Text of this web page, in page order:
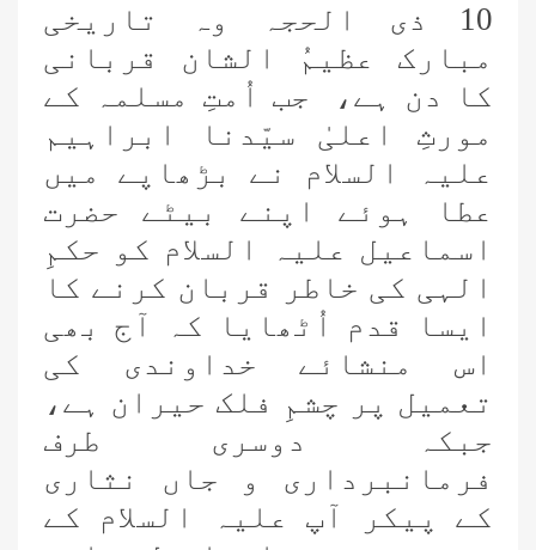
10 ذی الحجہ وہ تاریخی
مبارک عظیمُ الشان قربانی
کا دن ہے، جب اُمتِ مسلمہ کے
مورثِ اعلیٰ سیّدنا ابراہیم
علیہ السلام نے بڑھاپے میں
عطا ہوئے اپنے بیٹے حضرت
اسماعیل علیہ السلام کو حکمِ
الہی کی خاطر قربان کرنے کا
ایسا قدم اُٹھایا کہ آج بھی
اس منشائے خداوندی کی
تعمیل پر چشمِ فلک حیران ہے،
جبکہ دوسری طرف
فرمانبرداری و جاں نثاری
کے پیکر آپ علیہ السلام کے